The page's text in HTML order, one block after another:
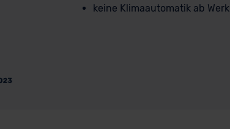
keine Klimaautomatik ab Werk